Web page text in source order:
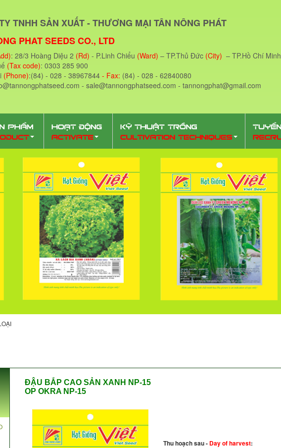
TNHH SẢN XUẤT - THƯƠNG MẠI TÂN NÔNG PHÁT
PHAT SEEDS CO., LTD
: 28/3 Hoàng Diệu 2 (Rd) - P.Linh Chiểu (Ward) – TP.Thủ Đức (City) – TP.Hồ Chí Minh
(Tax code): 0303 285 900
(Phone):(84) - 028 - 38967844 - Fax: (84) - 028 - 62840080
- sale@tannongphatseed.com - tannongphat@gmail.com
ĐẬU BẮP CAO SẢN XANH NP-15
OP OKRA NP-15
Thu hoạch sau - Day of harvest: